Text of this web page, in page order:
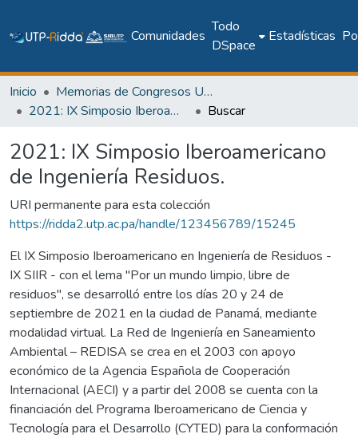
Comunidades
Todo
DSpace
Estadísticas
Inicio
Memorias de Congresos UTP
2021: IX Simposio Iberoamericano de Ingeniería Residuos.
Buscar
2021: IX Simposio Iberoamericano
de Ingeniería Residuos.
URI permanente para esta colección
https://ridda2.utp.ac.pa/handle/123456789/15245
El IX Simposio Iberoamericano en Ingeniería de Residuos -
IX SIIR - con el lema "Por un mundo limpio, libre de
residuos", se desarrolló entre los días 20 y 24 de
septiembre de 2021 en la ciudad de Panamá, mediante
modalidad virtual. La Red de Ingeniería en Saneamiento
Ambiental – REDISA se crea en el 2003 con apoyo
económico de la Agencia Española de Cooperación
Internacional (AECI) y a partir del 2008 se cuenta con la
financiación del Programa Iberoamericano de Ciencia y
Tecnología para el Desarrollo (CYTED) para la conformación